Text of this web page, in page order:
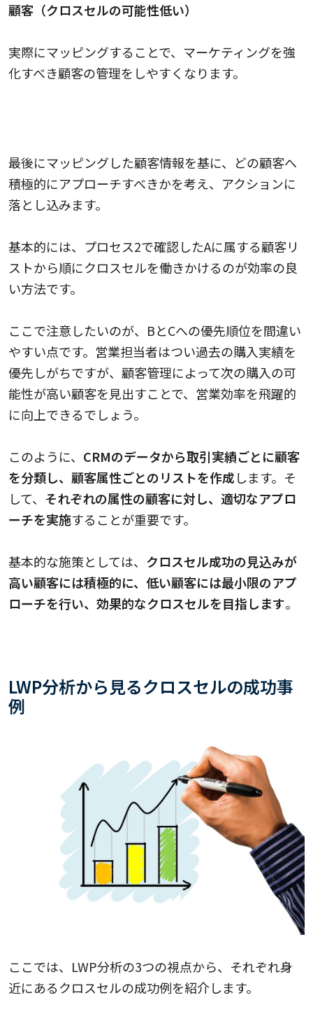
顧客（クロスセルの可能性低い）
実際にマッピングすることで、マーケティングを強
化すべき顧客の管理をしやすくなります。
最後にマッピングした顧客情報を基に、どの顧客へ
積極的にアプローチすべきかを考え、アクションに
落とし込みます。
基本的には、プロセス2で確認したAに属する顧客リ
ストから順にクロスセルを働きかけるのが効率の良
い方法です。
ここで注意したいのが、BとCへの優先順位を間違い
やすい点です。営業担当者はつい過去の購入実績を
優先しがちですが、顧客管理によって次の購入の可
能性が高い顧客を見出すことで、営業効率を飛躍的
に向上できるでしょう。
このように、 CRMのデータから取引実績ごとに顧客
を分類し、顧客属性ごとのリストを作成します。そ
して、 それぞれの属性の顧客に対し、適切なアプロ
ーチを実施することが重要です。
基本的な施策としては、 クロスセル成功の見込みが
高い顧客には積極的に、低い顧客には最小限のアプ
ローチを行い、効果的なクロスセルを目指します。
LWP分析から見るクロスセルの成功事
例
ここでは、LWP分析の3つの視点から、それぞれ身
近にあるクロスセルの成功例を紹介します。